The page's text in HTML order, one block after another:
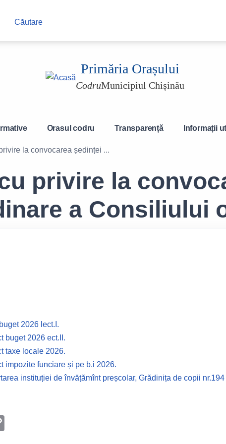
Navigation
other
Căutare
Primăria Orașului
CodruMunicipiul Chișinău
Orasul codru Transparență Informații
la convocarea ședinței ...
privire la
a Consiliului
2026 lect.I.
buget 2026 ect.II.
taxe locale 2026.
impozite funciare și pe b.i 2026.
instituției de învățămînt preșcolar, Grădinița de copii nr.194